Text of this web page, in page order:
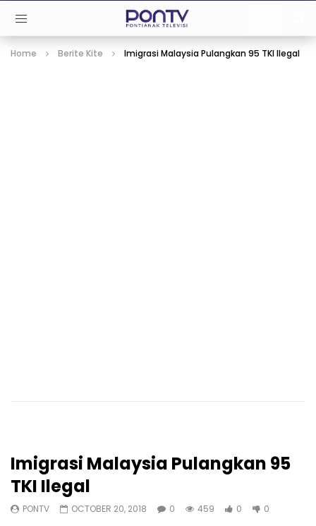
Home Berite Kite Imigrasi Malaysia Pulangkan 95 TKI Ilegal
Imigrasi Malaysia Pulangkan 95
TKI Ilegal
PONTV OCTOBER 20, 2018 0 459 0 0